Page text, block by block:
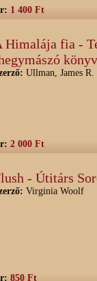
1 400 Ft
Himalája fia -
Ullman, James R.
2 000 Ft
- Útitárs
Virginia Woolf
850 Ft